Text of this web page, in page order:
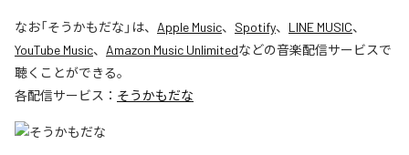
なお「そうかもだな 」は、 Apple Music、 Spotify、 LINE MUSIC、
YouTube Music、 Amazon Music Unlimitedなどの音楽配信サービスで
聴くことができる。
各配信サービス： そうかもだな